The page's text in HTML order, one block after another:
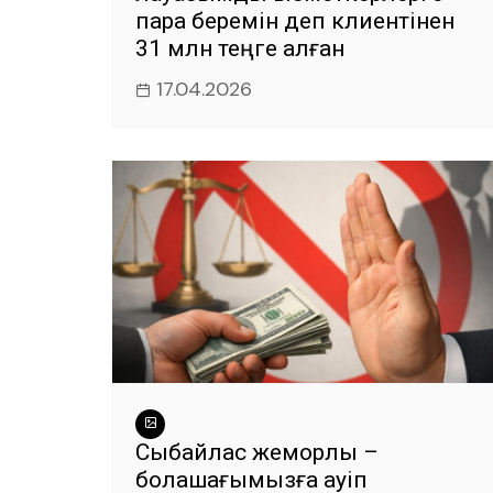
пара беремін деп клиентінен
31 млн теңге алған
17.04.2026
Сыбайлас жемқорлық –
болашағымызға қауіп